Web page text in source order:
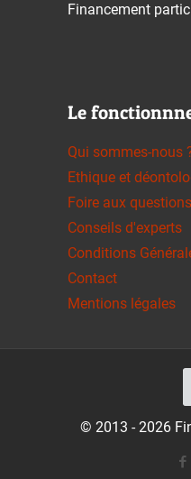
Financement
Le
Qui sommes-nous
Ethique et
Foire aux questions
Conseils d'experts
Conditions
Contact
Mentions légales
© 2013 - 2026